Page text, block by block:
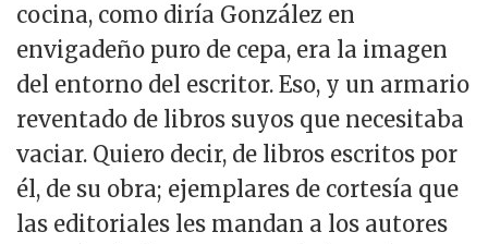
cocina, como diría González en
envigadeño puro de cepa, era la imagen
del entorno del escritor. Eso, y un armario
reventado de libros suyos que necesitaba
vaciar. Quiero decir, de libros escritos por
él, de su obra; ejemplares de cortesía que
las editoriales les mandan a los autores